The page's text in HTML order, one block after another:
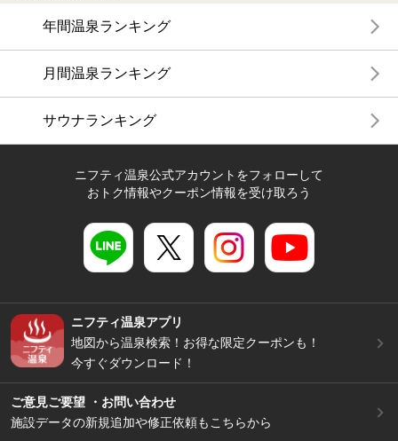
年間温泉ランキング
月間温泉ランキング
サウナランキング
ニフティ温泉公式アカウントをフォローして
おトク情報やクーポン情報を受け取ろう
ニフティ温泉アプリ
地図から温泉検索！お得な限定クーポンも！
今すぐダウンロード！
ご意見ご要望 ・お問い合わせ
施設データの新規追加や修正依頼もこちらから